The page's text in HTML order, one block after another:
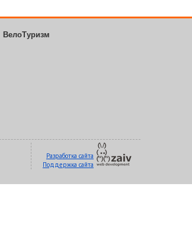
ВелоТуризм
Разработка сайта
Поддержка сайта